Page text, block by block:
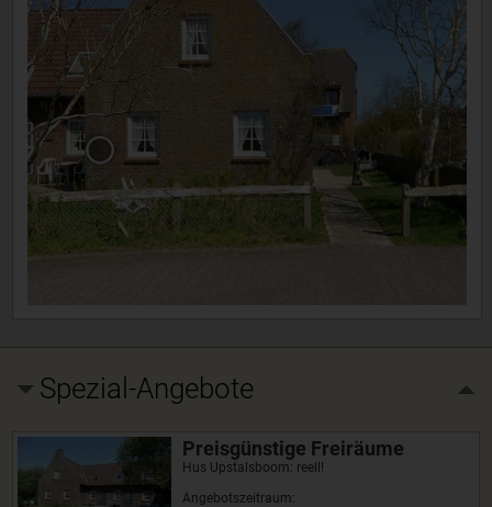
Spezial-Angebote
Preisgünstige Freiräume
Hus Upstalsboom: reell!
Angebotszeitraum: